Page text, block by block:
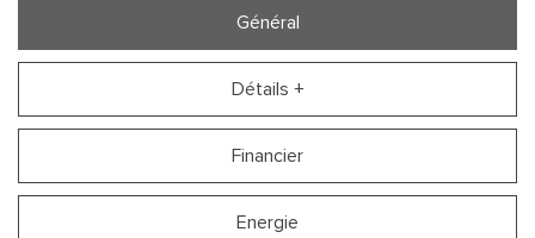
Général
Détails +
Financier
Energie